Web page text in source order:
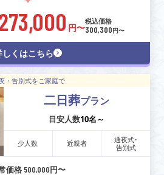
円〜
税込価格
300,300円〜
しくはこちら
・告別式をご家庭で
二日葬プラン
目安人数10名～
少人数 近親者
通夜式･
告別式
価格 500,000円〜